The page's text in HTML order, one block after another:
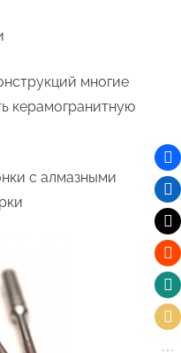
многие
керамогранитную
с алмазными